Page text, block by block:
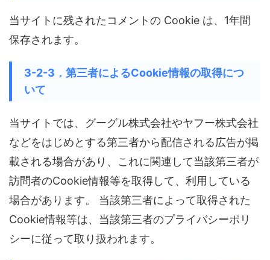
当サイトに残されたコメントの Cookie は、1年間
保存されます。
3-2-3．第三者によるCookie情報の取得につ
いて
当サイトでは、グーグル株式会社やヤフー株式会社
などをはじめとする第三者から配信される広告が掲
載される場合があり、これに関連して当該第三者が
訪問者のCookie情報等を取得して、利用している
場合があります。 当該第三者によって取得された
Cookie情報等は、当該第三者のプライバシーポリ
シーに従って取り扱われます。